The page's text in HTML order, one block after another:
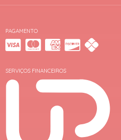
PAGAMENTO
SERVIÇOS FINANCEIROS